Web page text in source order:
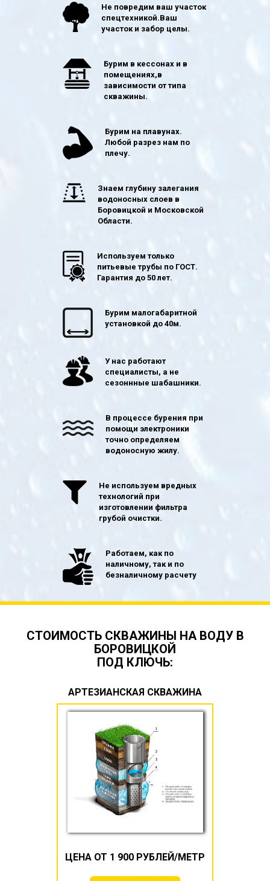
Не повредим ваш участок
спецтехникой.Ваш
участок и забор целы.
Бурим в кессонах и в
помещениях,в
зависимости от типа
скважины.
Бурим на плавунах.
Любой разрез нам по
плечу.
Знаем глубину залегания
водоносных слоев в
Боровицкой и Московской
Области.
Используем только
питьевые трубы по ГОСТ.
Гарантия до 50 лет.
Бурим малогабаритной
установкой до 40м.
У нас работают
специалисты, а не
сезоннные шабашники.
В процессе бурения при
помощи электроники
точно определяем
водоносную жилу.
Не используем вредных
технологий при
изготовлении фильтра
грубой очистки.
Работаем, как по
наличному, так и по
безналичному расчету
СТОИМОСТЬ СКВАЖИНЫ НА ВОДУ В
БОРОВИЦКОЙ
ПОД КЛЮЧЬ:
АРТЕЗИАНСКАЯ СКВАЖИНА
ЦЕНА ОТ 1 900 РУБЛЕЙ/МЕТР